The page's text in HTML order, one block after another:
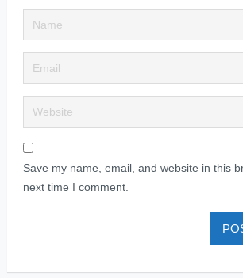
Save my name, email, and website in this
next time I comment.